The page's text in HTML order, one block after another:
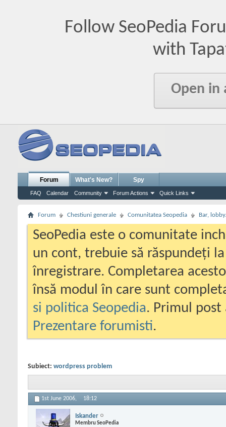
Follow SeoPedia
with
Open in
Forum
FAQ Calendar Community Forum Actions Quick Links
What's New? Spy
Forum Chestiuni generale Comunitatea Seopedia Bar,
SeoPedia este o comunitate
un cont, trebuie să răspundeți
înregistrare. Completarea
însă modul în care sunt
si politica Seopedia. Primul
Prezentare forumisti.
Subiect: wordpress problem
1st June 2006, 18:12
Iskander
Membru SeoPedia